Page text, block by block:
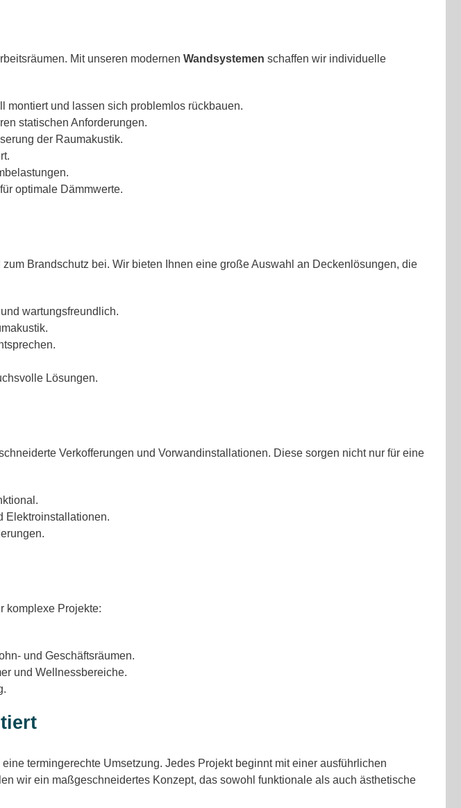
Mit unseren modernen Wandsystemen schaffen wir individuelle
montiert und lassen sich problemlos rückbauen.
statischen Anforderungen.
der Raumakustik.
optimale Dämmwerte.
Brandschutz bei. Wir bieten Ihnen eine große Auswahl an Deckenlösungen, die
wartungsfreundlich.
Lösungen.
Verkofferungen und Vorwandinstallationen. Diese sorgen nicht nur für eine
Elektroinstallationen.
komplexe Projekte:
und Geschäftsräumen.
und Wellnessbereiche.
termingerechte Umsetzung. Jedes Projekt beginnt mit einer ausführlichen
wir ein maßgeschneidertes Konzept, das sowohl funktionale als auch ästhetische